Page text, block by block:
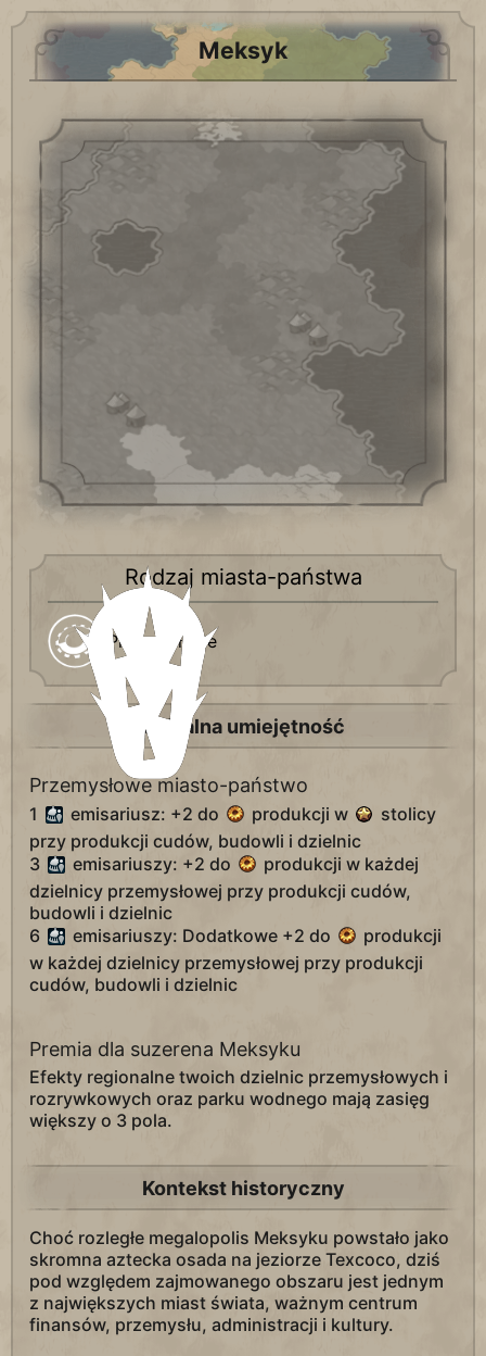
Meksyk
Rodzaj miasta-państwa
Przemysłowe
Unikalna umiejętność
Przemysłowe miasto-państwo
1 emisariusz: +2 do produkcji w
stolicy
przy produkcji cudów, budowli i dzielnic
3
emisariuszy: +2 do
produkcji w każdej
dzielnicy przemysłowej przy produkcji cudów,
budowli i dzielnic
6
emisariuszy: Dodatkowe +2 do
produkcji
w każdej dzielnicy przemysłowej przy produkcji
cudów, budowli i dzielnic
Premia dla suzerena Meksyku
Efekty regionalne twoich dzielnic przemysłowych i
rozrywkowych oraz parku wodnego mają zasięg
większy o 3 pola.
Kontekst historyczny
Choć rozległe megalopolis Meksyku powstało jako
skromna aztecka osada na jeziorze Texcoco, dziś
pod względem zajmowanego obszaru jest jednym
z największych miast świata, ważnym centrum
finansów, przemysłu, administracji i kultury.